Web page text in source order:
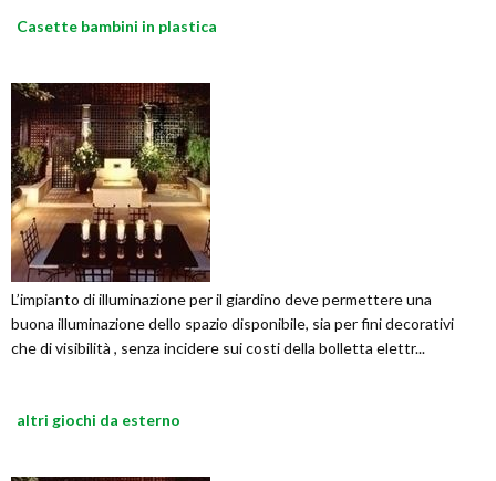
Casette bambini in plastica
L’impianto di illuminazione per il giardino deve permettere una
buona illuminazione dello spazio disponibile, sia per fini decorativi
che di visibilità , senza incidere sui costi della bolletta elettr...
altri giochi da esterno